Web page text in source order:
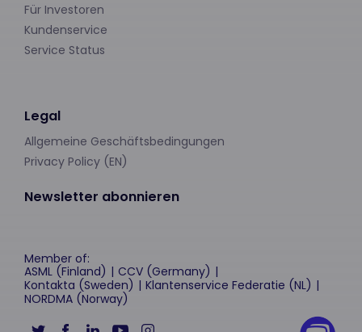
Für Investoren
Kundenservice
Service Status
Legal
Allgemeine Geschäftsbedingungen
Privacy Policy (EN)
Newsletter abonnieren
Member of:
ASML (Finland)
CCV (Germany)
Kontakta (Sweden)
Klantenservice Federatie (NL)
NORDMA (Norway)